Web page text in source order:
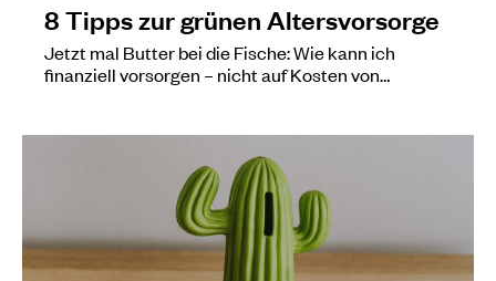
8 Tipps zur grünen Altersvorsorge
Jetzt mal Butter bei die Fische: Wie kann ich
finanziell vorsorgen – nicht auf Kosten von…